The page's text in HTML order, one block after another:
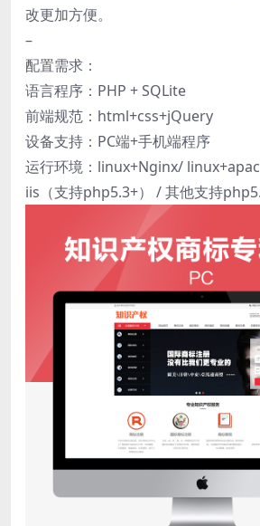
改更加方便。
–
配置需求：
语言程序：PHP + SQLite
前端规范：html+css+jQuery
设备支持：PC端+手机端程序
运行环境：linux+Nginx/
iis（支持php5.3+） / 其他支持